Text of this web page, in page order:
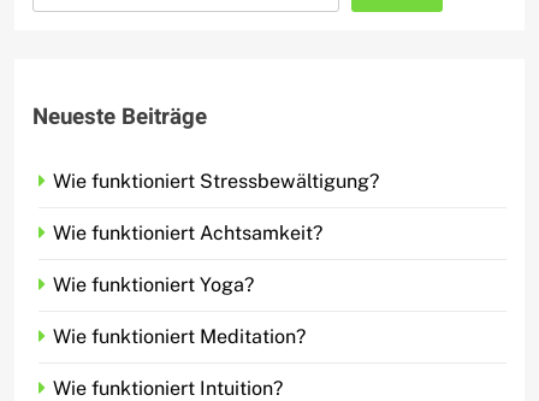
Neueste Beiträge
Wie funktioniert Stressbewältigung?
Wie funktioniert Achtsamkeit?
Wie funktioniert Yoga?
Wie funktioniert Meditation?
Wie funktioniert Intuition?